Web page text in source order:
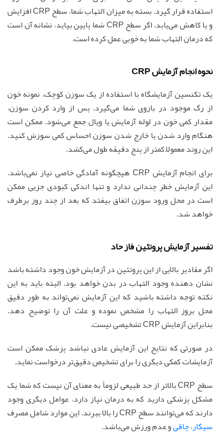
استفاده قرار گیرد. بسته به میزان التهاب شما، سطح CRP افزایش
و یا کاهش می‌یابد. اگر سطح CRP شما پایین بیاید، نشانه آن است
که درمان التهاب شما به خوبی عمل کرده است.
نحوه انجام آزمایش CRP
یک تکنسین آزمایشگاه با استفاده از یک سوزن کوچک، نمونه خون
از رگ موجود در بازوی شما می‌گیرد. پس از وارد کردن سوزن،
مقدار کمی خون در لوله آزمایش یا ویال جمع می‌شود. ممکن است
هنگام وارد شدن یا خارج شدن سوزن احساس کمی سوزش کنید.
این روند معمولاً کمتر از پنج دقیقه طول می‌کشد.
برای انجام آزمایش CRP هیچگونه آمادگی خاصی نیاز نمی‌باشد.
این آزمایش خطر چندانی ندارد و تنها اندکی کبودی جزیی ممکن
است در محل ورود سوزن اتفاق بیفتد که بعد از چند روز برطرف
خواهد شد.
تفسیر آزمایش پروتئین فاز حاد
اگر مقادیر بالایی از این پروتئین در آزمایش خون وجود داشته باشد
نشان دهنده وجود التهاب در بدن خواهد بود. البته باید به این
نکته توجه داشته باشید که این آزمایش نمی‌تواند به طور دقیق
محل بروز التهاب را مشخص نموده و علت آن را توضیح دهد.
بنابراین آزمایش CRP تشخیصی نیست.
در صورتی که نتایج این آزمایش عادی نباشد پزشک ممکن است
آزمایشات کمکی دیگری را برای تشخیص دقیق‌تر درخواست نماید.
سطح CRP بالاتر از حد طبیعی لزوماً به معنای آن نیست که شما یک
مشکل پزشکی دارید که به درمان نیاز دارد. عوامل دیگری وجود
دارند که می‌توانند سطح CRP را بالا ببرند. این موارد شامل مصرف
سیگار،چاقیو عدم ورزش می‌باشد.